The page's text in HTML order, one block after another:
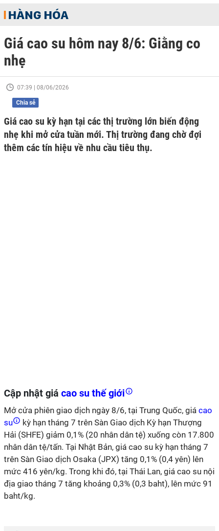
HÀNG HÓA
Giá cao su hôm nay 8/6: Giằng co
nhẹ
07:39 | 08/06/2026
Chia sẻ
Giá cao su kỳ hạn tại các thị trường lớn biến động
nhẹ khi mở cửa tuần mới. Thị trường đang chờ đợi
thêm các tín hiệu về nhu cầu tiêu thụ.
Cập nhật giá cao su thế giới
Mở cửa phiên giao dịch ngày 8/6, tại Trung Quốc, giá cao
su
kỳ hạn tháng 7 trên Sàn Giao dịch Kỳ hạn Thượng
Hải (SHFE) giảm 0,1% (20 nhân dân tệ) xuống còn 17.800
nhân dân tệ/tấn. Tại Nhật Bản, giá cao su kỳ hạn tháng 7
trên Sàn Giao dịch Osaka (JPX) tăng 0,1% (0,4 yên) lên
mức 416 yên/kg. Trong khi đó, tại Thái Lan, giá cao su nội
địa giao tháng 7 tăng khoảng 0,3% (0,3 baht), lên mức 91
baht/kg.